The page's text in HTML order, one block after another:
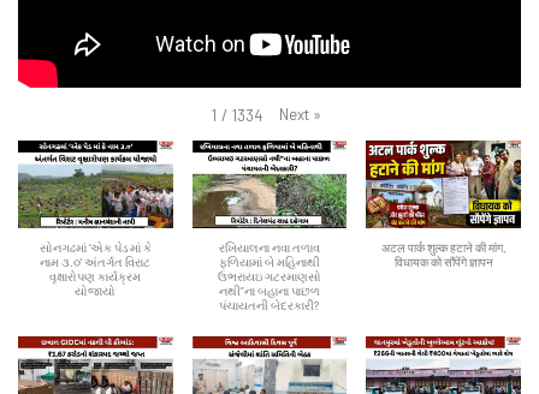
1 / 1334 Next »
સોનગઢમાં ‘એક પેડ માં કે
નામ ૩.૦' અંતર્ગત વિરાટ
વૃક્ષારોપણ કાર્યક્રમ
યોજાયો
રખિયાલના નવા તળાવ
ફળિયામાં બે મહિનાથી
ઉભરાયઇ ગટરમાણસો
નથી”ના બહાના પાછળ
પંચાયતની બેદરકારી?
अटल पार्क शुल्क हटाने की मांग,
विधायक को सौंपेंगे ज्ञापन